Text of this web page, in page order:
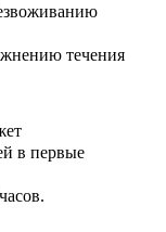
течения
в первые